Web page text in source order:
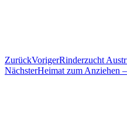
ZurückVorigerRinderzucht
NächsterHeimat zum Anziehen